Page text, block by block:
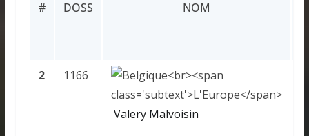
# DOSS NOM
2 1166
Valery Malvoisin